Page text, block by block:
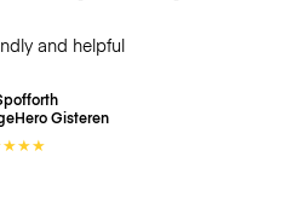
and helpful
Gisteren
★★★